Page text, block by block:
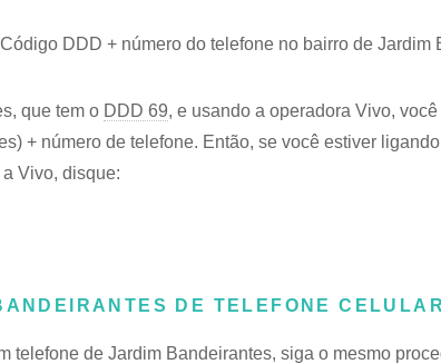
DDD + número do telefone no bairro de Jardim
que tem o DDD 69, e usando a operadora Vivo,
+ número de telefone. Então, se você estiver
Vivo, disque:
DE TELEFONE CELULAR
telefone de Jardim Bandeirantes, siga o mesmo